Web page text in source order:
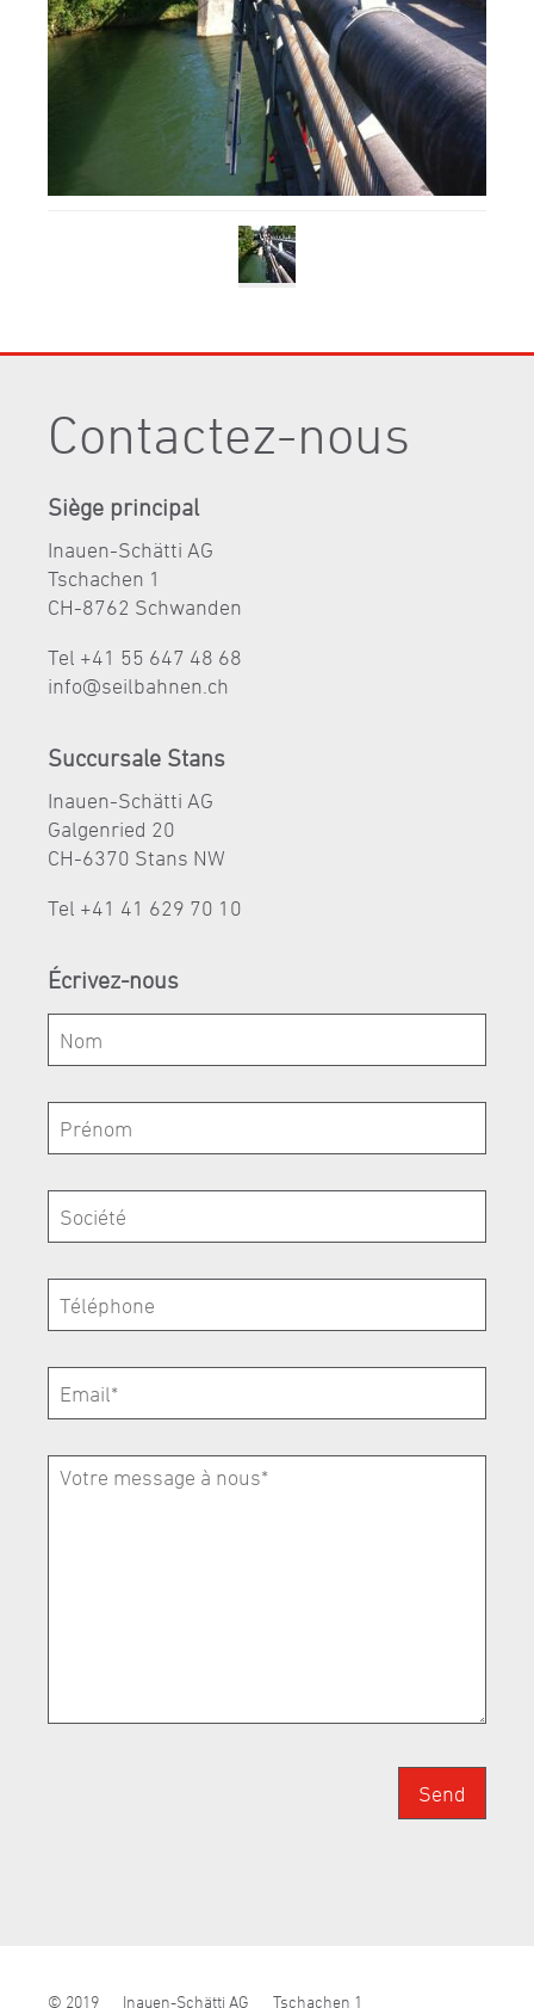
Contactez-nous
Siège principal
Inauen-Schätti AG
Tschachen 1
CH-8762 Schwanden
Tel +41 55 647 48 68
nf
s lb hn n ch
Succursale Stans
Inauen-Schätti AG
Galgenried 20
CH-6370 Stans NW
Tel +41 41 629 70 10
Écrivez-nous
Send
© 2019 Inauen-Schätti AG Tschachen 1